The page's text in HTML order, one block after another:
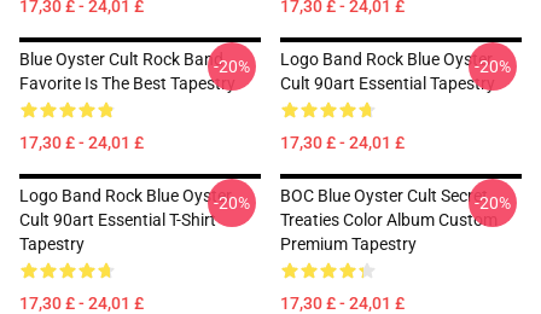
17,30 £ - 24,01 £ 17,30 £ - 24,01 £
Blue Oyster Cult Rock Band
Favorite Is The Best Tapestry
17,30 £ - 24,01 £
-20%
Logo Band Rock Blue Oyster
Cult 90art Essential Tapestry
17,30 £ - 24,01 £
-20%
Logo Band Rock Blue Oyster
Cult 90art Essential T-Shirt
Tapestry
17,30 £ - 24,01 £
-20%
BOC Blue Oyster Cult Secret
Treaties Color Album Custom
Premium Tapestry
17,30 £ - 24,01 £
-20%